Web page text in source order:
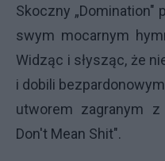
Skoczny „Domination"
swym mocarnym
Widząc i słysząc, że
i dobili
utworem zagranym z
Don't Mean Shit".